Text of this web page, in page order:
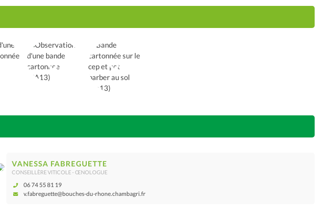
VANESSA FABREGUETTE
CONSEILLÈRE VITICOLE - ŒNOLOGUE
06 74 55 81 19
v.fabreguette@bouches-du-rhone.chambagri.fr